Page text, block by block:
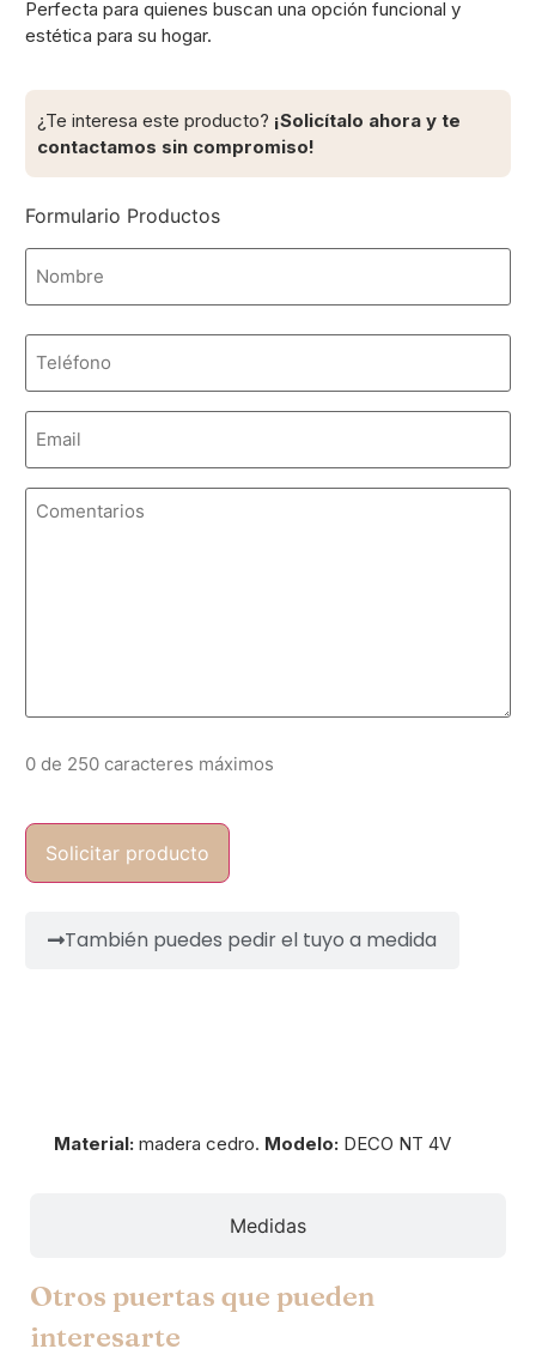
Perfecta para quienes buscan una opción funcional y
estética para su hogar.
¿Te interesa este producto? ¡Solicítalo ahora y te
contactamos sin compromiso!
Formulario Productos
Teléfono
Email
Comentarios
0 de 250 caracteres máximos
También puedes pedir el tuyo a medida
Medidas
Material: madera cedro. Modelo: DECO NT 4V
Otros puertas que pueden
interesarte